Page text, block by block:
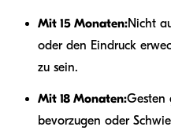
Mit 15 Monaten:Nicht
oder den Eindruck
zu sein.
Mit 18 Monaten:Gesten
bevorzugen oder